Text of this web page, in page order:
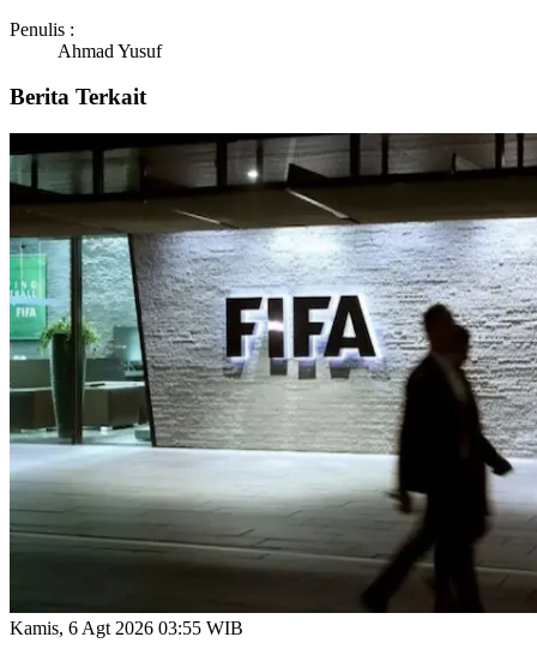
Penulis :
Ahmad Yusuf
Berita Terkait
Kamis, 6 Agt 2026 03:55 WIB